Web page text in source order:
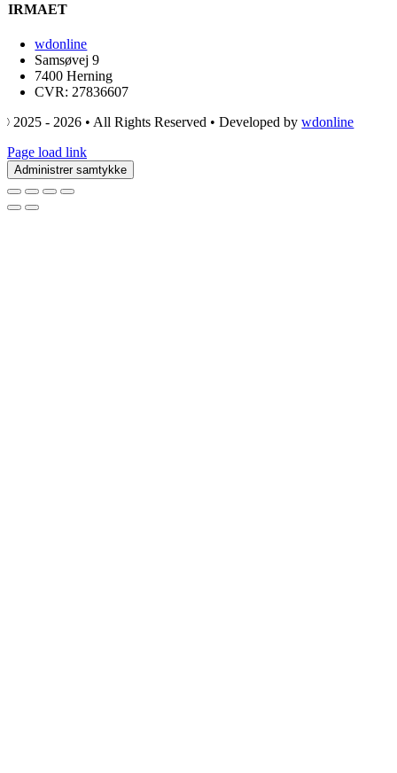
FIRMAET
wdonline
Samsøvej 9
7400 Herning
CVR: 27836607
© 2025 - 2026 • All Rights Reserved • Developed bywdonline
Page load link
Administrer samtykke